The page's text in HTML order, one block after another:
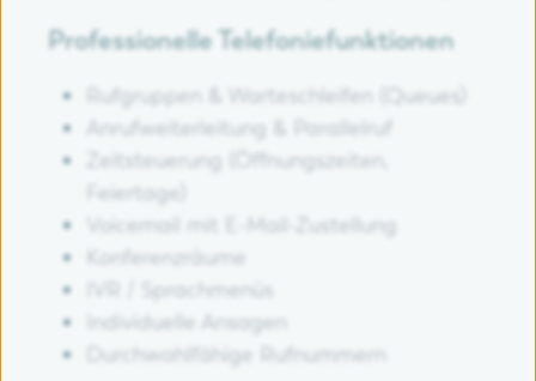
Professionelle Telefoniefunktionen
Rufgruppen & Warteschleifen (Queues)
Anrufweiterleitung & Parallelruf
Zeitsteuerung (Öffnungszeiten,
Feiertage)
Voicemail mit E-Mail-Zustellung
Konferenzräume
IVR / Sprachmenüs
Individuelle Ansagen
Durchwahlfähige Rufnummern